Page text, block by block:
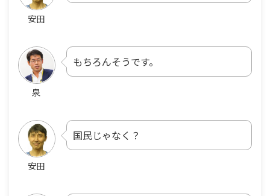
安田
泉
もちろんそうです。
安田
国民じゃなく？